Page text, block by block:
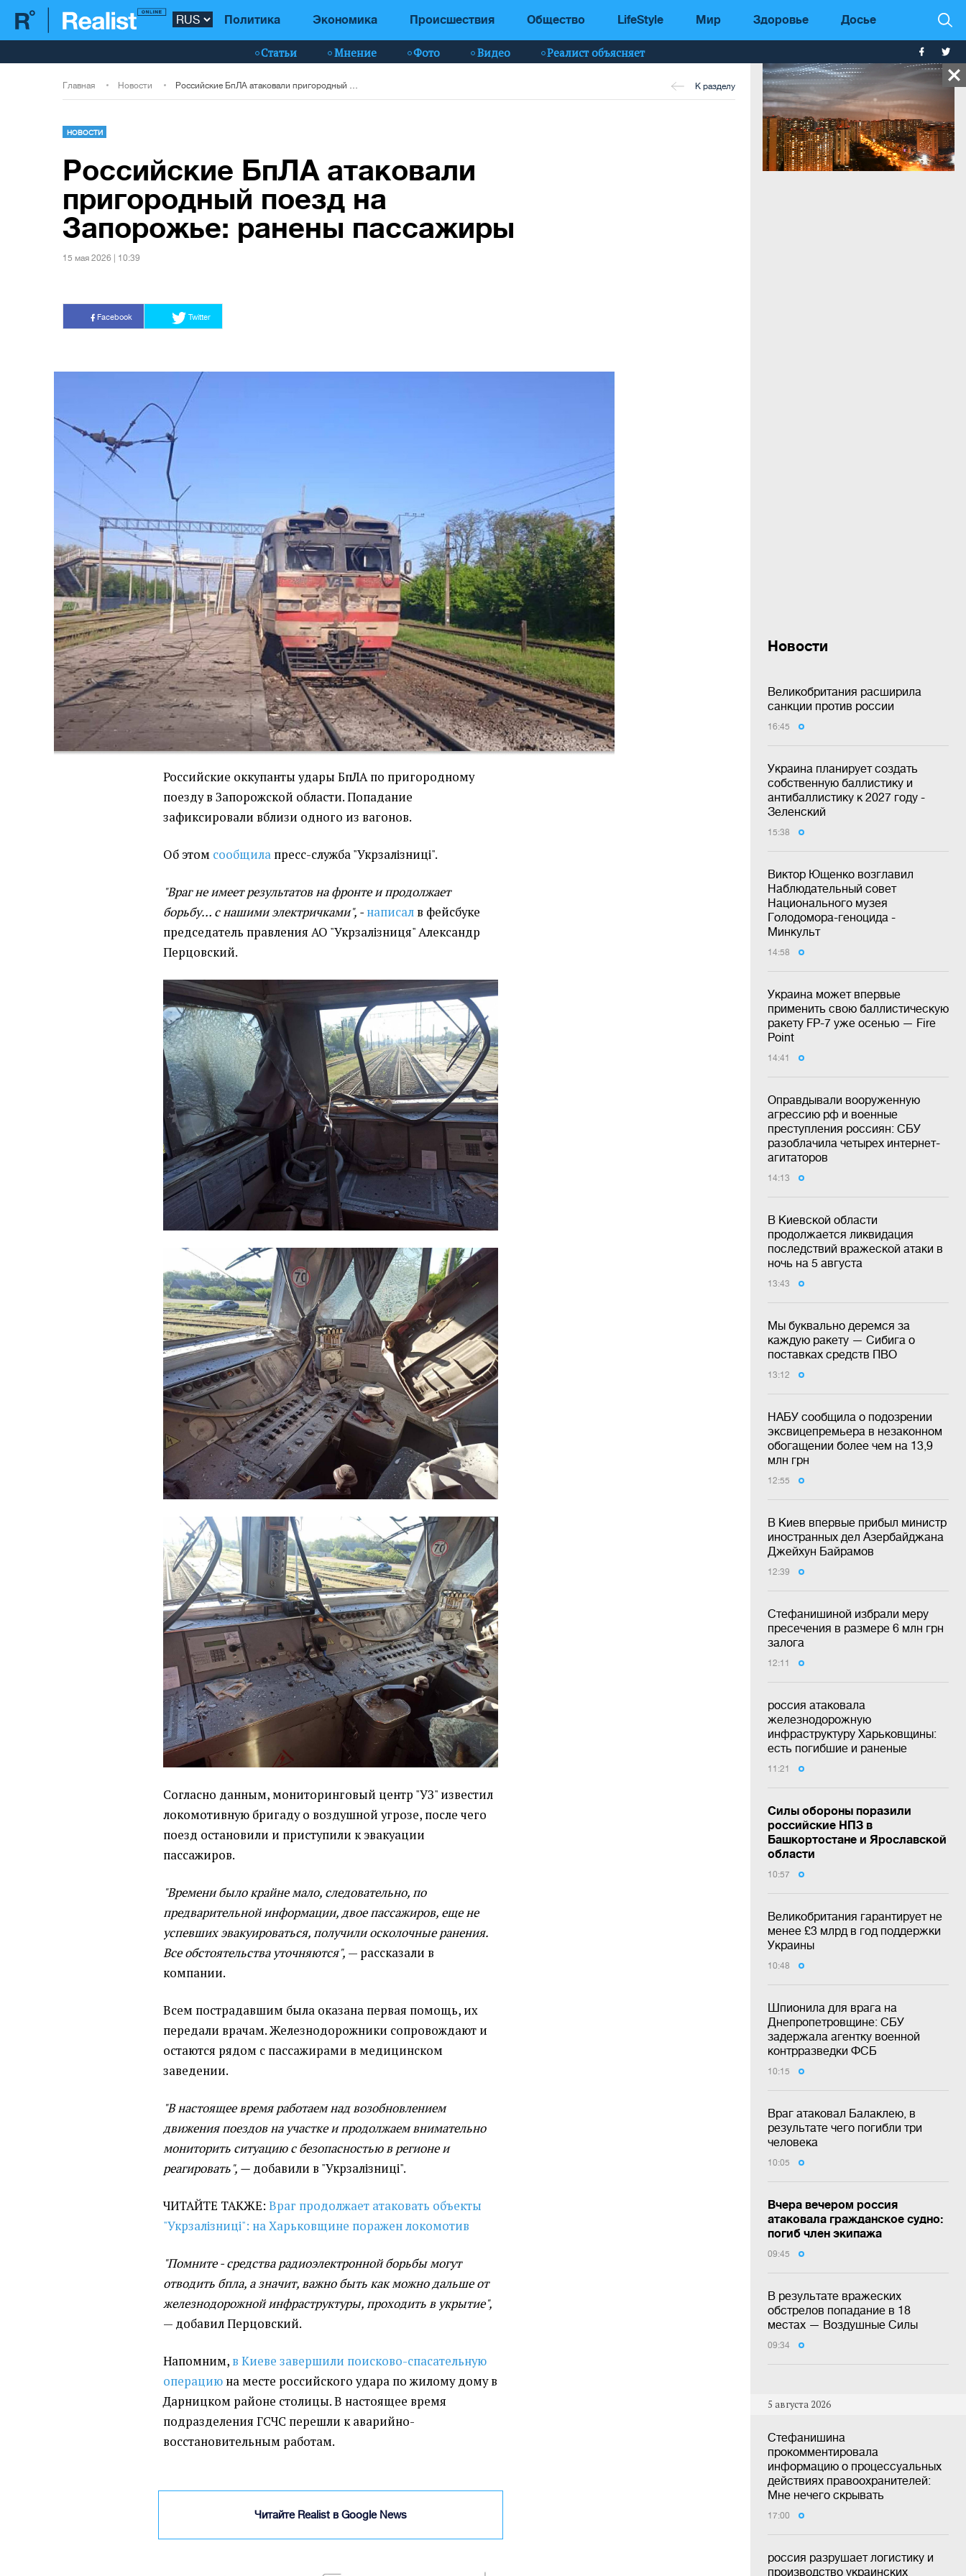
Политика Экономика Происшествия Общество LifeStyle Мир Здоровье Досье
Статьи Мнение Фото Видео Реалист объясняет
Новости
Великобритания расширила
санкции против россии
16:45
Украина планирует создать
собственную баллистику и
антибаллистику к 2027 году -
Зеленский
15:38
Виктор Ющенко возглавил
Наблюдательный совет
Национального музея
Голодомора-геноцида -
Минкульт
14:58
Украина может впервые
применить свою баллистическую
ракету FP-7 уже осенью — Fire
Point
14:41
Оправдывали вооруженную
агрессию рф и военные
преступления россиян: СБУ
разоблачила четырех интернет-
агитаторов
14:13
В Киевской области
продолжается ликвидация
последствий вражеской атаки в
ночь на 5 августа
13:43
Мы буквально деремся за
каждую ракету — Сибига о
поставках средств ПВО
13:12
НАБУ сообщила о подозрении
эксвицепремьера в незаконном
обогащении более чем на 13,9
млн грн
12:55
В Киев впервые прибыл министр
иностранных дел Азербайджана
Джейхун Байрамов
12:39
Стефанишиной избрали меру
пресечения в размере 6 млн грн
залога
12:11
россия атаковала
железнодорожную
инфраструктуру Харьковщины:
есть погибшие и раненые
11:21
Силы обороны поразили
российские НПЗ в
Башкортостане и Ярославской
области
10:57
Великобритания гарантирует не
менее £3 млрд в год поддержки
Украины
10:48
Шпионила для врага на
Днепропетровщине: СБУ
задержала агентку военной
контрразведки ФСБ
10:15
Враг атаковал Балаклею, в
результате чего погибли три
человека
10:05
Вчера вечером россия
атаковала гражданское судно:
погиб член экипажа
09:45
В результате вражеских
обстрелов попадание в 18
местах — Воздушные Силы
09:34
5 августа 2026
Стефанишина
прокомментировала
информацию о процессуальных
действиях правоохранителей:
Мне нечего скрывать
17:00
россия разрушает логистику и
производство украинских
Главная Новости К разделу
НОВОСТИ
Российские БпЛА атаковали
пригородный поезд на
Запорожье: ранены пассажиры
15 мая 2026 | 10:39
Facebook Twitter
Российские оккупанты удары БпЛА по пригородному
поезду в Запорожской области. Попадание
зафиксировали вблизи одного из вагонов.
Об этом сообщила пресс-служба "Укрзалізниці".
"Враг не имеет результатов на фронте и продолжает
борьбу… с нашими электричками", - написал в фейсбуке
председатель правления АО "Укрзалізниця" Александр
Перцовский.
Согласно данным, мониторинговый центр "УЗ" известил
локомотивную бригаду о воздушной угрозе, после чего
поезд остановили и приступили к эвакуации
пассажиров.
"Времени было крайне мало, следовательно, по
предварительной информации, двое пассажиров, еще не
успевших эвакуироваться, получили осколочные ранения.
Все обстоятельства уточняются", — рассказали в
компании.
Всем пострадавшим была оказана первая помощь, их
передали врачам. Железнодорожники сопровождают и
остаются рядом с пассажирами в медицинском
заведении.
"В настоящее время работаем над возобновлением
движения поездов на участке и продолжаем внимательно
мониторить ситуацию с безопасностью в регионе и
реагировать", — добавили в "Укрзалізниці".
ЧИТАЙТЕ ТАКЖЕ:Враг продолжает атаковать объекты
"Укрзалізниці": на Харьковщине поражен локомотив
"Помните - средства радиоэлектронной борьбы могут
отводить бпла, а значит, важно быть как можно дальше от
железнодорожной инфраструктуры, проходить в укрытие",
— добавил Перцовский.
Напомним, в Киеве завершили поисково-спасательную
операцию на месте российского удара по жилому дому в
Дарницком районе столицы. В настоящее время
подразделения ГСЧС перешли к аварийно-
восстановительным работам.
Читайте Realist в Google News